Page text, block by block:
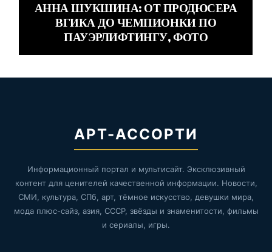
АННА ШУКШИНА: ОТ ПРОДЮСЕРА
ВГИКА ДО ЧЕМПИОНКИ ПО
ПАУЭРЛИФТИНГУ, ФОТО
АРТ-АССОРТИ
Информационный портал и мультисайт. Эксклюзивный
контент для ценителей качественной информации. Новости,
СМИ, культура, СПб, арт, тёмное искусство, девушки мира,
мода плюс-сайз, азия, СССР, звёзды и знаменитости, фильмы
и сериалы, игры.